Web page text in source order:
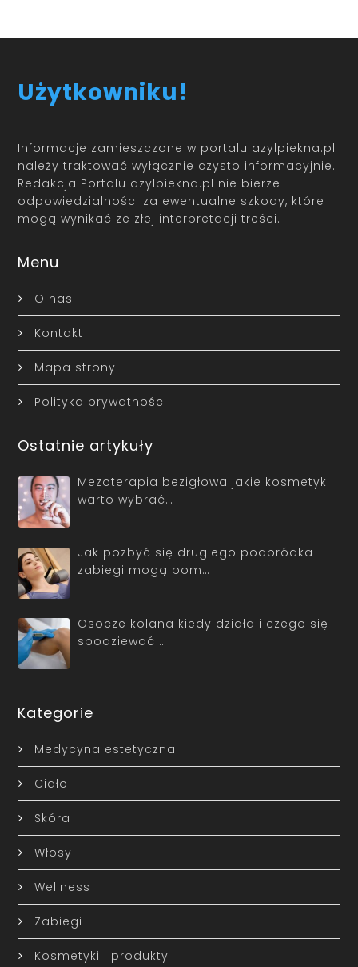
Użytkowniku!
Informacje zamieszczone w portalu azylpiekna.pl
należy traktować wyłącznie czysto informacyjnie.
Redakcja Portalu azylpiekna.pl nie bierze
odpowiedzialności za ewentualne szkody, które
mogą wynikać ze złej interpretacji treści.
Menu
O nas
Kontakt
Mapa strony
Polityka prywatności
Ostatnie artykuły
Mezoterapia bezigłowa jakie kosmetyki
warto wybrać…
Jak pozbyć się drugiego podbródka
zabiegi mogą pom…
Osocze kolana kiedy działa i czego się
spodziewać …
Kategorie
Medycyna estetyczna
Ciało
Skóra
Włosy
Wellness
Zabiegi
Kosmetyki i produkty